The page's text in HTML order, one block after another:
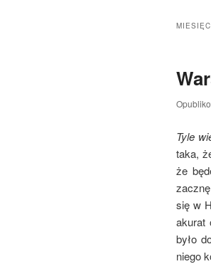
Tyle
taka,
że
się w
akurat
było
niego